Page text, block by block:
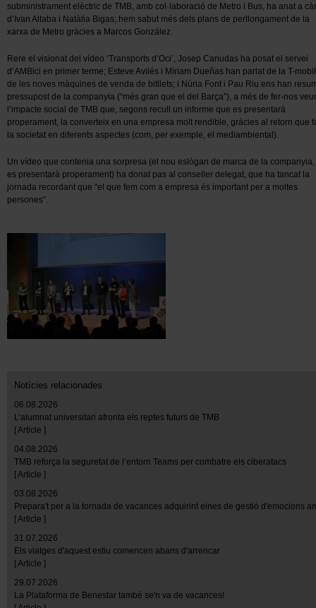
subministrament elèctric de TMB, amb col·laboració de Metro i Bus, ha anat a
d’Ivan Altaba i Natàlia Bigas; hem sabut més dels plans de perllongament de la
xarxa de Metro gràcies a Marcos González.
Rere el visionat del vídeo ‘Transports d’Oci’, Josep Canudas ha posat el servei
d’AMBici en primer terme; Esteve Avilés i Míriam Dueñas han parlat de la T-
de les noves màquines de venda de bitllets; i Núria Font i Pau Riu ens han
pressupost de la companyia (“més gran que el del Barça”), a més de fer-nos
l’impacte social de TMB que, segons recull un informe que es presentarà
properament, la converteix en una empresa molt rendible, gràcies al retorn que
la societat en diferents aspectes (com, per exemple, el mediambiental).
Un vídeo que contenia una sorpresa (el nou eslògan de marca de la
es presentarà properament) ha donat pas al conseller delegat, que ha tancat la
jornada recordant que “el que fem com a empresa és important per a moltes
persones”.
Notícies relacionades
06.08.2026
L’alumnat universitari afronta els reptes futurs de TMB
[ Article ]
04.08.2026
TMB reforça la seguretat de l’entorn Teams per combatre els ciberatacs
[ Article ]
03.08.2026
Prepara't per a la tornada de vacances adquirint eines de gestió d'emocions
[ Article ]
31.07.2026
Els viatges d'aquest estiu comencen abans d'arrencar
[ Article ]
29.07.2026
La Plataforma de Benestar també se'n va de vacances!